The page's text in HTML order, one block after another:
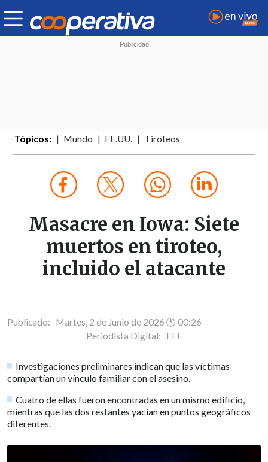
Tópicos: Mundo EE.UU. Tiroteos
Masacre en Iowa: Siete
muertos en tiroteo,
incluido el atacante
Publicado: Martes, 2 de Junio de 2026 🕐 00:26
Periodista Digital: EFE
Investigaciones preliminares indican que las víctimas
compartían un vínculo familiar con el asesino.
Cuatro de ellas fueron encontradas en un mismo edificio,
mientras que las dos restantes yacían en puntos geográficos
diferentes.